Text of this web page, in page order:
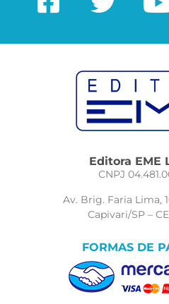
Editora EME
CNPJ
Av. Brig. Faria Lima,
Capivari/SP –
FORMAS DE